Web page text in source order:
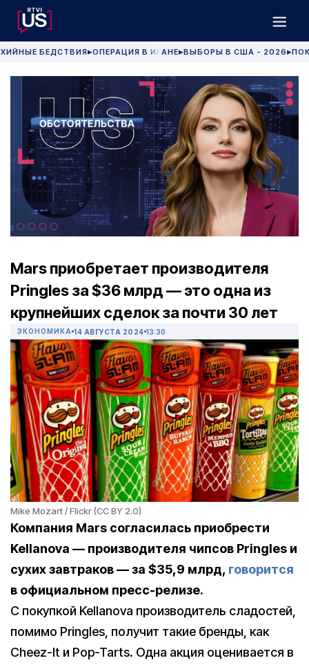
БЕДСТВИЯ▶ОПЕРАЦИЯ В ИРАНЕ▶ВЫБОРЫ В США - 2026 ▶
Mars приобретает производителя
Pringles за $36 млрд — это одна из
крупнейших сделок за почти 30 лет
ЭКОНОМИКА 14 АВГУСТА 2024 13:30
Mike Mozart / Flickr (CC BY 2.0)
Компания Mars согласилась приобрести
Kellanova — производителя чипсов Pringles и
сухих завтраков — за $35,9 млрд, говорится
в официальном пресс-релизе.
С покупкой Kellanova производитель сладостей,
помимо Pringles, получит такие бренды, как
Cheez-It и Pop-Tarts. Одна акция оценивается в